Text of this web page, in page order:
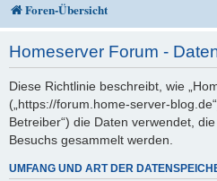
Foren-Übersicht
Homeserver Forum -
Diese Richtlinie beschreibt, wie
(„https://forum.home-server-
Betreiber“) die Daten verwendet,
Besuchs gesammelt werden.
UMFANG UND ART DER